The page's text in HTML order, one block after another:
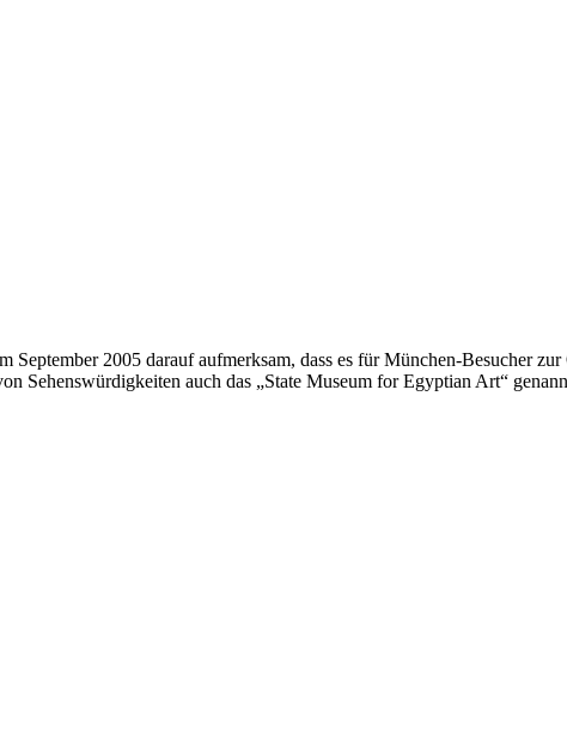
2005 darauf aufmerksam, dass es für München-Besucher
Sehenswürdigkeiten auch das „State Museum for Egyptian Art“